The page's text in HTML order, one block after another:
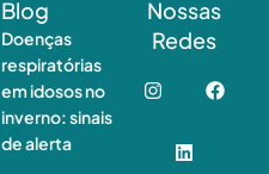
Blog
Doenças
respiratórias
em idosos no
inverno: sinais
de alerta
Nossas
Redes